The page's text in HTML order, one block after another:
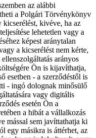
az alábbi
a Polgári Törvénykönyv
kivéve, ha az
lehetetlen vagy a
képest aránytalan
a kicserélést nem kérte,
arányos
Ön is kijavíthatja,
esetben - a szerződéstől is
- ingó dolognak minősülő
vagy digitális
esetén Ön a
a hibát a vállalkozás
mással sem javíttathatja ki
egy másikra is áttérhet, az